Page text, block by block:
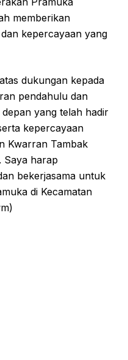
memberikan
kepercayaan yang
dukungan kepada
pendahulu dan
yang telah hadir
kepercayaan
Kwarran Tambak
Saya harap
bekerjasama untuk
di Kecamatan